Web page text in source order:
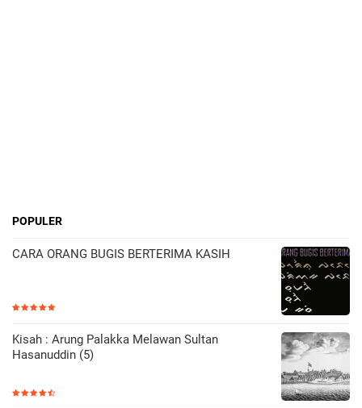
POPULER
CARA ORANG BUGIS BERTERIMA KASIH
Kisah : Arung Palakka Melawan Sultan
Hasanuddin (5)